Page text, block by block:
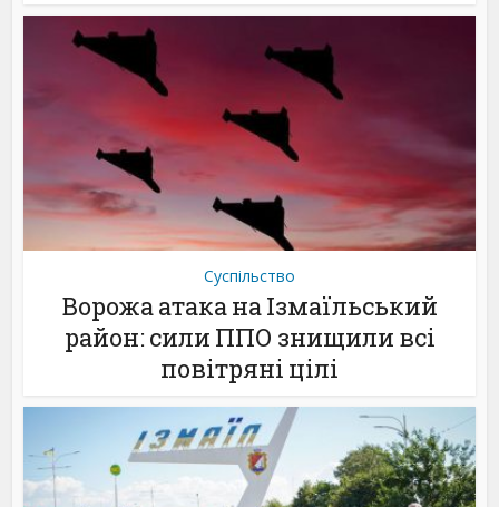
Суспільство
Ворожа атака на Ізмаїльський
район: сили ППО знищили всі
повітряні цілі